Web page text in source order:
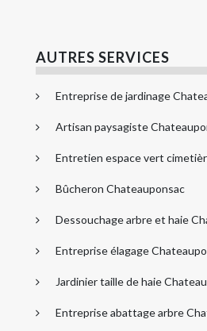
AUTRES SERVICES
Entreprise de jardinage
Artisan paysagiste
Entretien espace vert
Bûcheron Chateauponsac
Dessouchage arbre et haie
Entreprise élagage
Jardinier taille de haie
Entreprise abattage arbre